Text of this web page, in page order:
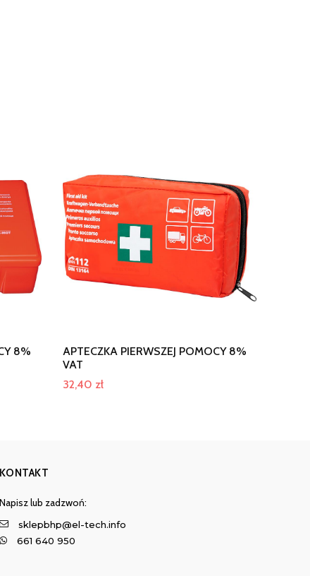
8%
APTECZKA PIERWSZEJ POMOCY 8%
VAT
32,40 zł
KONTAKT
Napisz lub zadzwoń:
sklepbhp@el-tech.info
661 640 950